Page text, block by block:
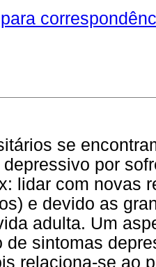
se
por
lidar com novas
e devido as
adulta. Um
de sintomas
relaciona-se ao